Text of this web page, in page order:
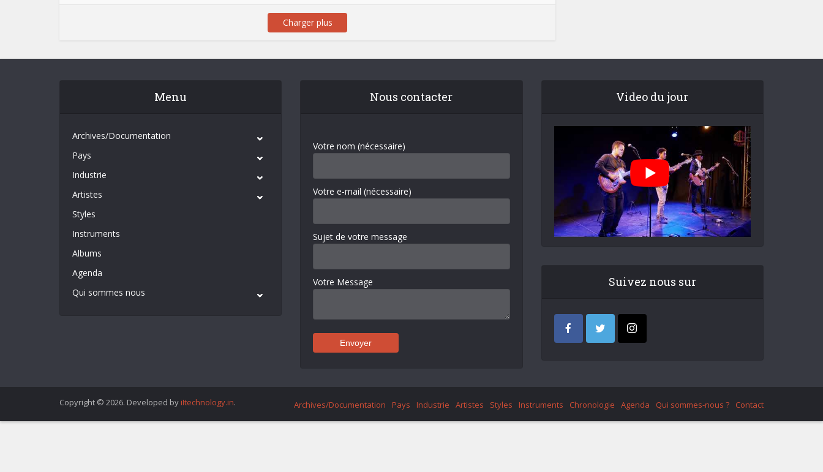
Charger plus
Menu
Archives/Documentation
Pays
Industrie
Artistes
Styles
Instruments
Albums
Agenda
Qui sommes nous
Nous contacter
Votre nom (nécessaire)
Votre e-mail (nécessaire)
Sujet de votre message
Votre Message
Video du jour
Suivez nous sur
Copyright © 2026. Developed by iItechnology.in. Archives/Documentation Pays Industrie Artistes Styles Instruments Chronologie Agenda Qui sommes-nous ? Contact